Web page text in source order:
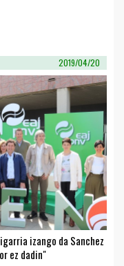
2019/04/20
izango da Sanchez
ez dadin"